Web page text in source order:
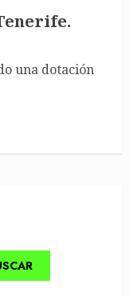
una dotación